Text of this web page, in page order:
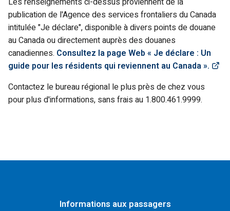
publication de l'Agence des services frontaliers du Canada
intitulée"Je déclare", disponible à divers points de douane
au Canada ou directement auprès des douanes
canadiennes. Consultez la page Web « Je déclare : Un
guide pour les résidents qui reviennent au Canada ».
Contactez le bureau régional le plus près de chez vous
pour plus d'informations, sans frais au 1.800.461.9999.
Informations aux passagers